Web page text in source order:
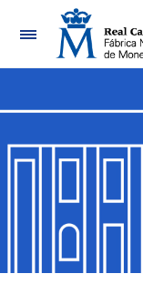
Erakutsi/
Erakutsi/
Erakutsi/